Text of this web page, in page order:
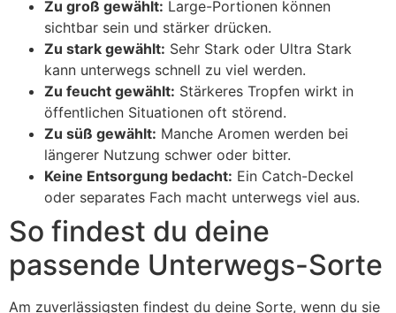
Zu groß gewählt: Large-Portionen können
sichtbar sein und stärker drücken.
Zu stark gewählt: Sehr Stark oder Ultra Stark
kann unterwegs schnell zu viel werden.
Zu feucht gewählt: Stärkeres Tropfen wirkt in
öffentlichen Situationen oft störend.
Zu süß gewählt: Manche Aromen werden bei
längerer Nutzung schwer oder bitter.
Keine Entsorgung bedacht: Ein Catch-Deckel
oder separates Fach macht unterwegs viel aus.
So findest du deine
passende Unterwegs-Sorte
Am zuverlässigsten findest du deine Sorte, wenn du sie